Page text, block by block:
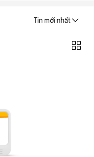
máy so với mô tả trên
động thỏa thuận giá cả và
chóng khi đạt được
Tin mới nhất